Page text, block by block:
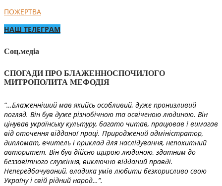
ПОЖЕРТВА
НАШ ТЕЛЕГРАМ
Соц.медіа
СПОГАДИ ПРО БЛАЖЕННОСПОЧИЛОГО
МИТРОПОЛИТА МЕФОДІЯ
“…Блаженніший мав якийсь особливий, дуже пронизливий
погляд. Він був дуже різнобічною та освіченою людиною. Він
цінував українську культуру, багато читав, працював і вимагав
від оточення відданої праці. Природжений адміністратор,
дипломат, вчитель і приклад для наслідування, непохитний
авторитет. Він був дійсно щирою людиною, здатним до
беззавітного служіння, виключно відданий правді.
Непередбачуваний, владика умів любити безкорисливо свою
Україну і свій рідний народ…”.